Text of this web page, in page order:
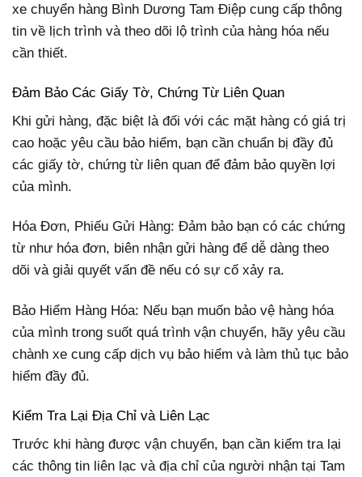
xe chuyển hàng Bình Dương Tam Điệp cung cấp thông
tin về lịch trình và theo dõi lộ trình của hàng hóa nếu
cần thiết.
Đảm Bảo Các Giấy Tờ, Chứng Từ Liên Quan
Khi gửi hàng, đặc biệt là đối với các mặt hàng có giá trị
cao hoặc yêu cầu bảo hiểm, bạn cần chuẩn bị đầy đủ
các giấy tờ, chứng từ liên quan để đảm bảo quyền lợi
của mình.
Hóa Đơn, Phiếu Gửi Hàng: Đảm bảo bạn có các chứng
từ như hóa đơn, biên nhận gửi hàng để dễ dàng theo
dõi và giải quyết vấn đề nếu có sự cố xảy ra.
Bảo Hiểm Hàng Hóa: Nếu bạn muốn bảo vệ hàng hóa
của mình trong suốt quá trình vận chuyển, hãy yêu cầu
chành xe cung cấp dịch vụ bảo hiểm và làm thủ tục bảo
hiểm đầy đủ.
Kiểm Tra Lại Địa Chỉ và Liên Lạc
Trước khi hàng được vận chuyển, bạn cần kiểm tra lại
các thông tin liên lạc và địa chỉ của người nhận tại Tam